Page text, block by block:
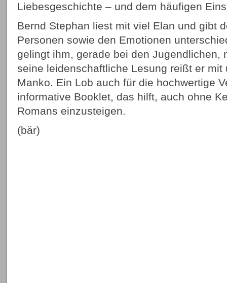
Liebesgeschichte – und dem häufigen
Bernd Stephan liest mit viel Elan und gibt
Personen sowie den Emotionen
gelingt ihm, gerade bei den Jugendlichen,
seine leidenschaftliche Lesung reißt er mit
Manko. Ein Lob auch für die hochwertige
informative Booklet, das hilft, auch ohne
Romans einzusteigen.
(bär)